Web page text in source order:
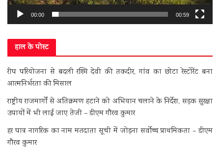
00:00 00:59
हाल के पोस्ट
रीप परियोजना से बदली रश्मि देवी की तकदीर, गांव का छोटा रेस्टोरेंट बना
आत्मनिर्भरता की मिसाल
राष्ट्रीय राजमार्गों से अतिक्रमण हटाने को अभियान चलाने के निर्देश, सड़क सुरक्षा
उपायों में भी लाई जाए तेजी – डीएम गौरव कुमार
हर पात्र नागरिक का नाम मतदाता सूची में जोड़ना सर्वोच्च प्राथमिकता – डीएम
गौरव कुमार